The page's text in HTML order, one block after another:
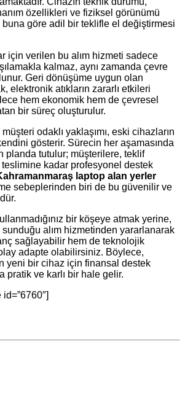
özellikleri ve fiziksel görünümü
göre adil bir teklifle el değiştirmesi
için verilen bu alım hizmeti sadece
kalmaz, aynı zamanda çevre
Geri dönüşüme uygun olan
elektronik atıkların zararlı etkileri
hem ekonomik hem de çevresel
bir süreç oluşturulur.
odaklı yaklaşımı, eski cihazların
gösterir. Sürecin her aşamasında
planda tutulur; müşterilere, teklif
kadar profesyonel destek
laptop alan yerler
sebeplerinden biri de bu güvenilir ve
bir köşeye atmak yerine,
sunduğu alım hizmetinden yararlanarak
sağlayabilir hem de teknolojik
adapte olabilirsiniz. Böylece,
yeni bir cihaz için finansal destek
pratik ve karlı bir hale gelir.